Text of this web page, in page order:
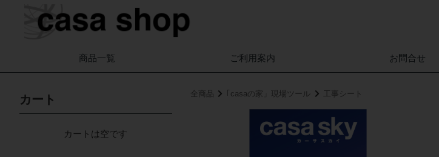
商品一覧 ご利用案内 お問合せ
全商品 ｢casaの家」現場ツール 工事シート
カート
カートは空です